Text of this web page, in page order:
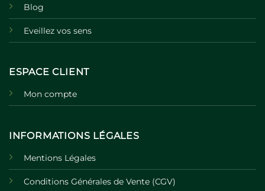
Blog
Eveillez vos sens
ESPACE CLIENT
Mon compte
INFORMATIONS LÉGALES
Mentions Légales
Conditions Générales de Vente (CGV)